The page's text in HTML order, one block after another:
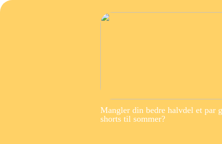
Mangler din bedre halvdel et par
shorts til sommer?